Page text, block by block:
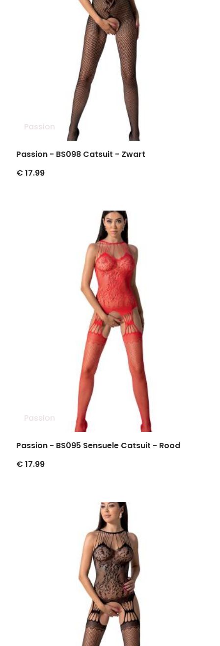
Passion
Passion - BS098 Catsuit - Zwart
€ 17.99
Passion
Passion - BS095 Sensuele Catsuit - Rood
€ 17.99